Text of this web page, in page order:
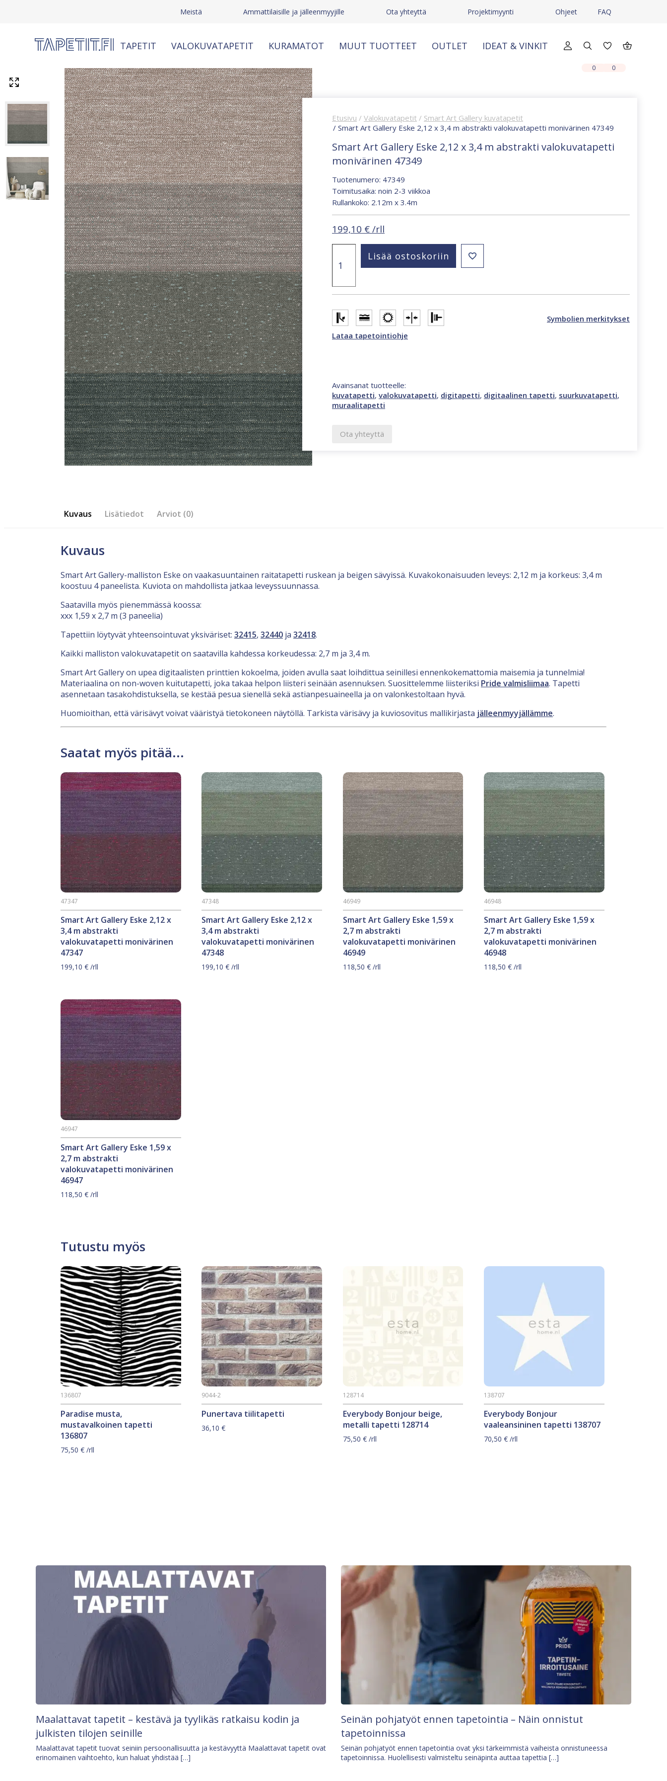
Meistä Ammattilaisille ja jälleenmyyjille Ota yhteyttä Projektimyynti Ohjeet FAQ
TAPETIT VALOKUVATAPETIT KURAMATOT MUUT TUOTTEET OUTLET IDEAT & VINKIT
0 0
Etusivu / Valokuvatapetit / Smart Art Gallery kuvatapetit
/ Smart Art Gallery Eske 2,12 x 3,4 m abstrakti valokuvatapetti monivärinen 47349
Smart Art Gallery Eske 2,12 x 3,4 m abstrakti valokuvatapetti
monivärinen 47349
Tuotenumero: 47349
Toimitusaika: noin 2-3 viikkoa
Rullankoko: 2.12m x 3.4m
199,10 € /rll
Gallery
2,12
3,4
abstrakti
valokuvatapetti
Lisää ostoskoriin
Symbolien merkitykset
Lataa tapetointiohje
Avainsanat tuotteelle:
kuvatapetti, valokuvatapetti, digitapetti, digitaalinen tapetti, suurkuvatapetti,
muraalitapetti
Ota yhteyttä
Kuvaus Lisätiedot Arviot (0)
Kuvaus
Smart Art Gallery-malliston Eske on vaakasuuntainen raitatapetti ruskean ja beigen sävyissä. Kuvakokonaisuuden leveys: 2,12 m ja korkeus: 3,4 m
koostuu 4 paneelista. Kuviota on mahdollista jatkaa leveyssuunnassa.
Saatavilla myös pienemmässä koossa:
xxx 1,59 x 2,7 m (3 paneelia)
Tapettiin löytyvät yhteensointuvat yksiväriset: 32415, 32440 ja 32418.
Kaikki malliston valokuvatapetit on saatavilla kahdessa korkeudessa: 2,7 m ja 3,4 m.
Smart Art Gallery on upea digitaalisten printtien kokoelma, joiden avulla saat loihdittua seinillesi ennenkokemattomia maisemia ja tunnelmia!
Materiaalina on non-woven kuitutapetti, joka takaa helpon liisteri seinään asennuksen. Suosittelemme liisteriksi Pride valmisliimaa. Tapetti
asennetaan tasakohdistuksella, se kestää pesua sienellä sekä astianpesuaineella ja on valonkestoltaan hyvä.
Huomioithan, että värisävyt voivat vääristyä tietokoneen näytöllä. Tarkista värisävy ja kuviosovitus mallikirjasta jälleenmyyjällämme.
Saatat myös pitää...
Smart Art Gallery Eske 2,12 x
3,4 m abstrakti
valokuvatapetti monivärinen
47347
47347
199,10 € /rll
Smart Art Gallery Eske 2,12 x
3,4 m abstrakti
valokuvatapetti monivärinen
47348
47348
199,10€ /rll
Smart Art Gallery Eske 1,59 x
2,7 m abstrakti
valokuvatapetti monivärinen
46949
46949
118,50 €/rll
Smart Art Gallery Eske 1,59 x
2,7 m abstrakti
valokuvatapetti monivärinen
46948
46948
118,50€ /rll
Smart Art Gallery Eske 1,59 x
2,7 m abstrakti
valokuvatapetti monivärinen
46947
46947
118,50 € /rll
Tutustu myös
Paradise musta,
mustavalkoinen tapetti
136807
136807
75,50 € /rll
Punertava tiilitapetti
9044-2
36,10€
Everybody Bonjour beige,
metalli tapetti 128714
128714
75,50 €/rll
Everybody Bonjour
vaaleansininen tapetti 138707
138707
70,50€ /rll
Maalattavat tapetit – kestävä ja tyylikäs ratkaisu kodin ja
julkisten tilojen seinille
Maalattavat tapetit tuovat seiniin persoonallisuutta ja kestävyyttä Maalattavat tapetit ovat
erinomainen vaihtoehto, kun haluat yhdistää […]
Seinän pohjatyöt ennen tapetointia – Näin onnistut
tapetoinnissa
Seinän pohjatyöt ennen tapetointia ovat yksi tärkeimmistä vaiheista onnistuneessa
tapetoinnissa. Huolellisesti valmisteltu seinäpinta auttaa tapettia […]